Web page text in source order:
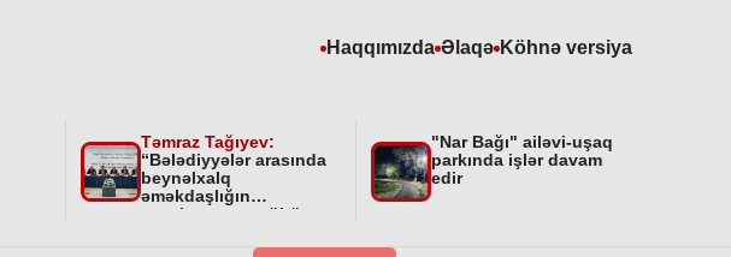
Haqqımızda Əlaqə Köhnə versiya
Təmraz Tağıyev:
“Bələdiyyələr arasında
beynəlxalq
əməkdaşlığın
qurulmasının mühüm
"Nar Bağı" ailəvi-uşaq
parkında işlər davam
edir